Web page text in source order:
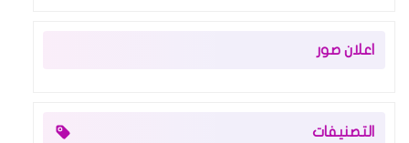
اعلان صور
التصنيفات